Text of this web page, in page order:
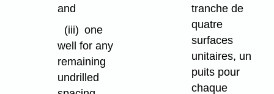
and
(iii) one
well for any
remaining
undrilled
tranche de
quatre
surfaces
unitaires, un
puits pour
chaque